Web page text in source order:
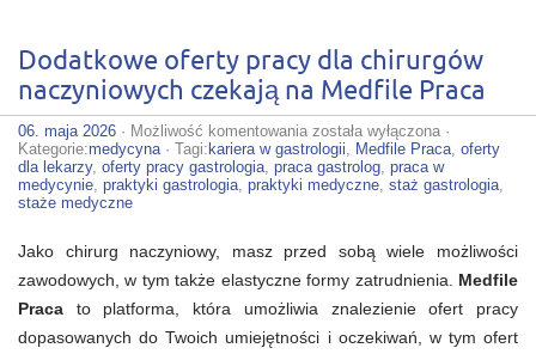
Dodatkowe oferty pracy dla chirurgów
naczyniowych czekają na Medfile Praca
06. maja 2026 · Możliwość komentowania Dodatkowe
oferty
pracy
dla
na
Praca
została wyłączona ·
Kategorie:medycyna · Tagi:kariera w gastrologii Medfile Praca oferty
dla lekarzy, oferty pracy gastrologia praca gastrolog praca w
medycynie praktyki gastrologia praktyki medyczne staż gastrologia
staże medyczne
Jako chirurg naczyniowy, masz przed sobą wiele możliwości
zawodowych, w tym także elastyczne formy zatrudnienia. Medfile
Praca to platforma, która umożliwia znalezienie ofert pracy
dopasowanych do Twoich umiejętności i oczekiwań, w tym ofert